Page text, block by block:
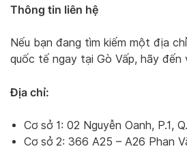
Thông tin liên hệ
Nếu bạn đang tìm kiếm một địa
quốc tế ngay tại Gò Vấp, hãy đến
Địa chỉ:
Cơ sở 1: 02 Nguyễn Oanh, P.1,
Cơ sở 2: 366 A25 – A26 Phan